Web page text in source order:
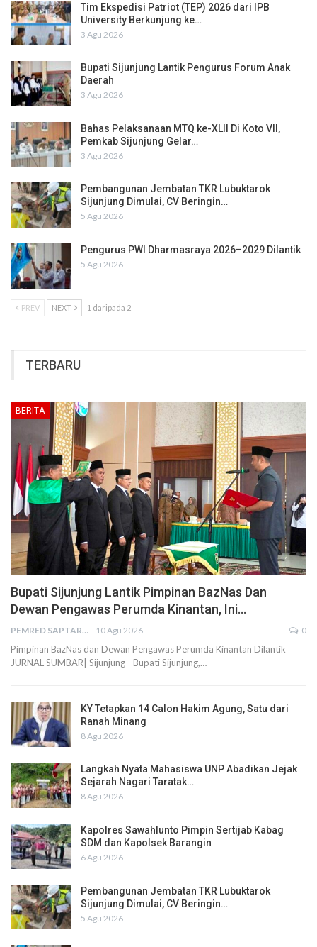
Tim Ekspedisi Patriot (TEP) 2026 dari IPB
University Berkunjung ke…
3 Agu 2026
Bupati Sijunjung Lantik Pengurus Forum Anak
Daerah
3 Agu 2026
Bahas Pelaksanaan MTQ ke-XLII Di Koto VII,
Pemkab Sijunjung Gelar…
3 Agu 2026
Pembangunan Jembatan TKR Lubuktarok
Sijunjung Dimulai, CV Beringin…
5 Agu 2026
Pengurus PWI Dharmasraya 2026–2029 Dilantik
5 Agu 2026
PREV NEXT 1 daripada 2
TERBARU
BERITA
Bupati Sijunjung Lantik Pimpinan BazNas Dan
Dewan Pengawas Perumda Kinantan, Ini…
PEMRED SAPTARIUS 10 Agu 2026 0
Pimpinan BazNas dan Dewan Pengawas Perumda Kinantan Dilantik
JURNAL SUMBAR| Sijunjung - Bupati Sijunjung,…
KY Tetapkan 14 Calon Hakim Agung, Satu dari
Ranah Minang
8 Agu 2026
Langkah Nyata Mahasiswa UNP Abadikan Jejak
Sejarah Nagari Taratak…
8 Agu 2026
Kapolres Sawahlunto Pimpin Sertijab Kabag
SDM dan Kapolsek Barangin
6 Agu 2026
Pembangunan Jembatan TKR Lubuktarok
Sijunjung Dimulai, CV Beringin…
5 Agu 2026